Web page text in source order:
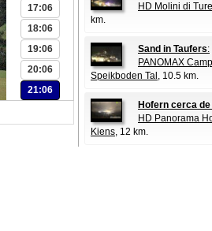
17:06
18:06
19:06
20:06
21:06
HD Molini di
km.
Sand in Taufers:
PANOMAX
Speikboden Tal , 10.5 km.
Hofern cerca
HD Panorama
Kiens, 12 km.